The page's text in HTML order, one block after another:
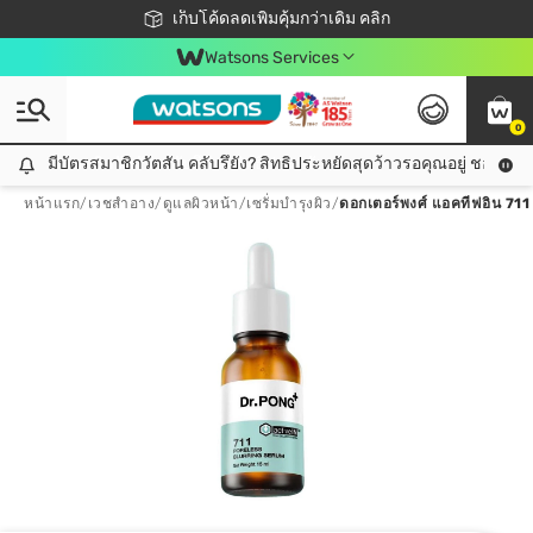
เก็บโค้ดลดเพิ่มคุ้มกว่าเดิม คลิก
ชอปออนไลน์ครั้งแรก ลดเพิ่มจุก ๆ 10%! 🎉
📦ส่งฟรี! เมื่อชอป 499฿
สมาชิกวัตสัน คลับดียังไง?
Watsons Services
0
มีบัตรสมาชิกวัตสัน คลับรึยัง? สิทธิประหยัดสุดว้าวรอคุณอยู่ ชอปคุ้มกว่าเดิม คลิก!
มีบัตรสมาชิกวัตสัน คลับรึยัง? สิทธิประหยัดสุดว้าวรอคุณอยู่ ชอปคุ้มก
หน้าแรก/ เวชสำอาง/ ดูแลผิวหน้า/เซรั่มบำรุงผิว/ดอกเตอร์พงศ์ แอคทีฟอิน 711